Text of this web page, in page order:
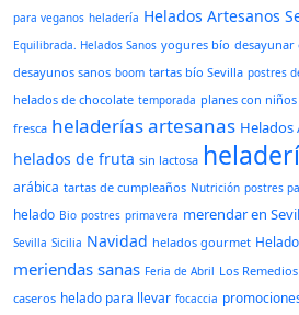
para veganos heladería Helados Artesanos
Equilibrada. Helados Sanos yogures bío desayunar
desayunos sanos boom tartas bío Sevilla postres
helados de chocolate temporada planes con niños
fresca heladerías artesanas Helados
helados de fruta sin lactosa
arábica tartas de cumpleaños Nutrición postres
helado Bio postres primavera merendar en
Sevilla Sicilia Navidad helados gourmet
meriendas sanas Feria de Abril Los Remedios
caseros helado para llevar focaccia